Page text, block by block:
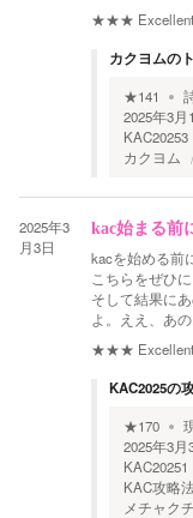
★★★
カクヨムの
★141
2025年3月
KAC20253
カクヨム
2025年3
月3日
kac始まる前
kacを始める前
こちらをぜひ
そして結果に
よ。ええ、あの
★★★
KAC2025の
★170
2025年3月
KAC20251
KAC攻略
メチャク